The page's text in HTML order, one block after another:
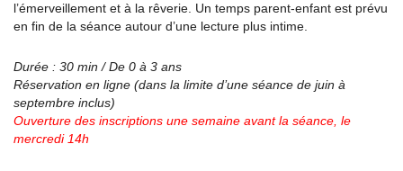
l’émerveillement et à la rêverie. Un temps parent-enfant est prévu
en fin de la séance autour d’une lecture plus intime.
Durée : 30 min / De 0 à 3 ans
Réservation en ligne (dans la limite d’une séance de juin à
septembre inclus)
Ouverture des inscriptions une semaine avant la séance, le
mercredi 14h